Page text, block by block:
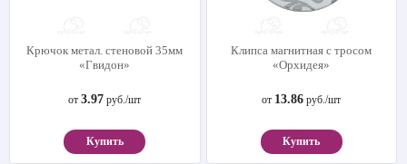
Крючок метал. стеновой 35мм
«Гвидон»
от3.97 руб./шт
Купить
Клипса магнитная с тросом
«Орхидея»
от 13.86 руб./шт
Купить